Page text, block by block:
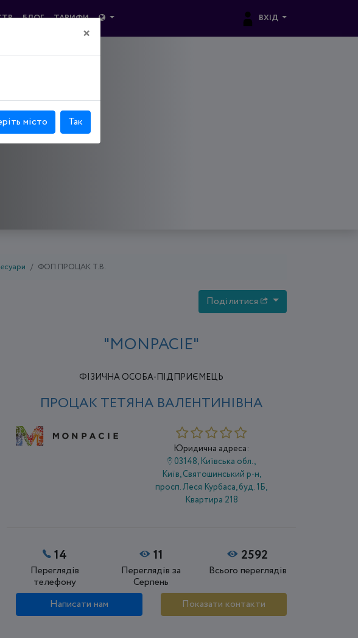
БЛОГ ТАРИФИ ВХІД
Квартира 218
ФОП ПРОЦАК Т.В.
Поділитися
"MONPACIE"
ФІЗИЧНА ОСОБА-ПІДПРИЄМЕЦЬ
ПРОЦАК ТЕТЯНА ВАЛЕНТИНІВНА
Юридична адреса:
03148, Київська обл.,
Київ, Святошинський р-н,
просп. Леся Курбаса, буд. 1Б,
Квартира 218
14
Переглядів
телефону
11
Переглядів за
Серпень
2592
Всього переглядів
Написати нам Показати контакти
×
місто Так